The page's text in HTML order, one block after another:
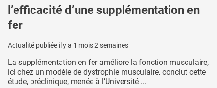
l’efficacité d’une supplémentation en
fer
Actualité publiée il y a 1 mois 2 semaines
La supplémentation en fer améliore la fonction musculaire,
ici chez un modèle de dystrophie musculaire, conclut cette
étude, préclinique, menée à l’Université ...